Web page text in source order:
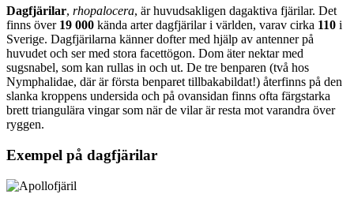
Dagfjärilar, rhopalocera, är huvudsakligen dagaktiva fjärilar. Det
finns över 19 000 kända arter dagfjärilar i världen, varav cirka 110 i
Sverige. Dagfjärilarna känner dofter med hjälp av antenner på
huvudet och ser med stora facettögon. Dom äter nektar med
sugsnabel, som kan rullas in och ut. De tre benparen (två hos
Nymphalidae, där är första benparet tillbakabildat!) återfinns på den
slanka kroppens undersida och på ovansidan finns ofta färgstarka
brett triangulära vingar som när de vilar är resta mot varandra över
ryggen.
Exempel på dagfjärilar